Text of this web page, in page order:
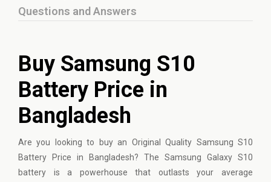
Questions and Answers
Buy Samsung S10
Battery Price in
Bangladesh
Are you looking to buy an Original Quality Samsung S10
Battery Price in Bangladesh? The Samsung Galaxy S10
battery is a powerhouse that outlasts your average